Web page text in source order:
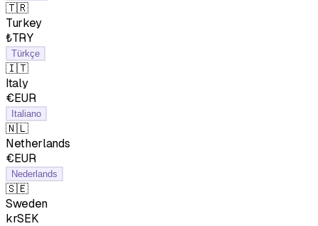
🇹🇷
Turkey
₺TRY
Türkçe
🇮🇹
Italy
€EUR
Italiano
🇳🇱
Netherlands
€EUR
Nederlands
🇸🇪
Sweden
krSEK